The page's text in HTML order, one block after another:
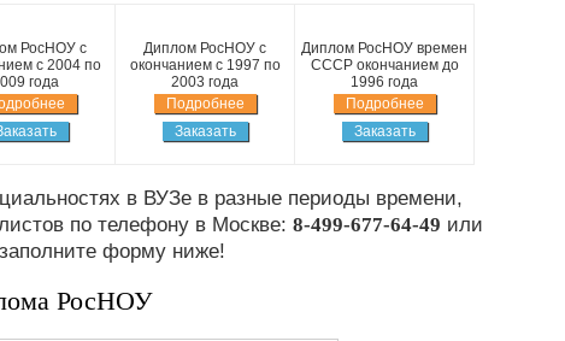
РосНОУ с
с 2004 по
года
Диплом РосНОУ с
окончанием с 1997 по
2003 года
Подробнее
Заказать
Диплом РосНОУ времен
СССР окончанием до
1996 года
Подробнее
Заказать
в ВУЗе в разные периоды времени,
по телефону в Москве: 8-499-677-64-49 или
форму ниже!
РосНОУ